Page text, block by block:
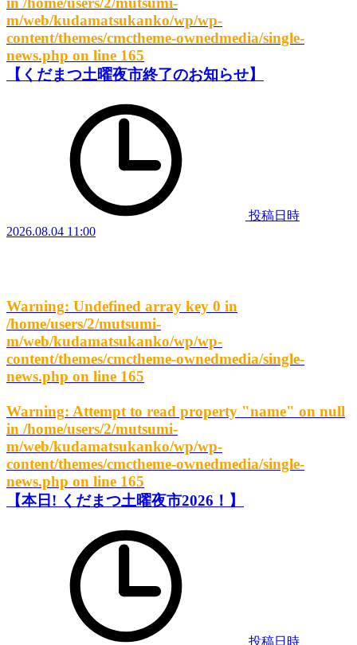
m/web/kudamatsukanko/wp/wp-
content/themes/cmctheme-ownedmedia/single-
news.php on line 165
【くだまつ土曜夜市終了のお知らせ】
投稿日時
2026.08.04 11:00
Warning: Undefined array key 0 in
/home/users/2/mutsumi-
m/web/kudamatsukanko/wp/wp-
content/themes/cmctheme-ownedmedia/single-
news.php on line 165
Warning: Attempt to read property "name" on null
in /home/users/2/mutsumi-
m/web/kudamatsukanko/wp/wp-
content/themes/cmctheme-ownedmedia/single-
news.php on line 165
【本日! くだまつ土曜夜市2026！】
投稿日時